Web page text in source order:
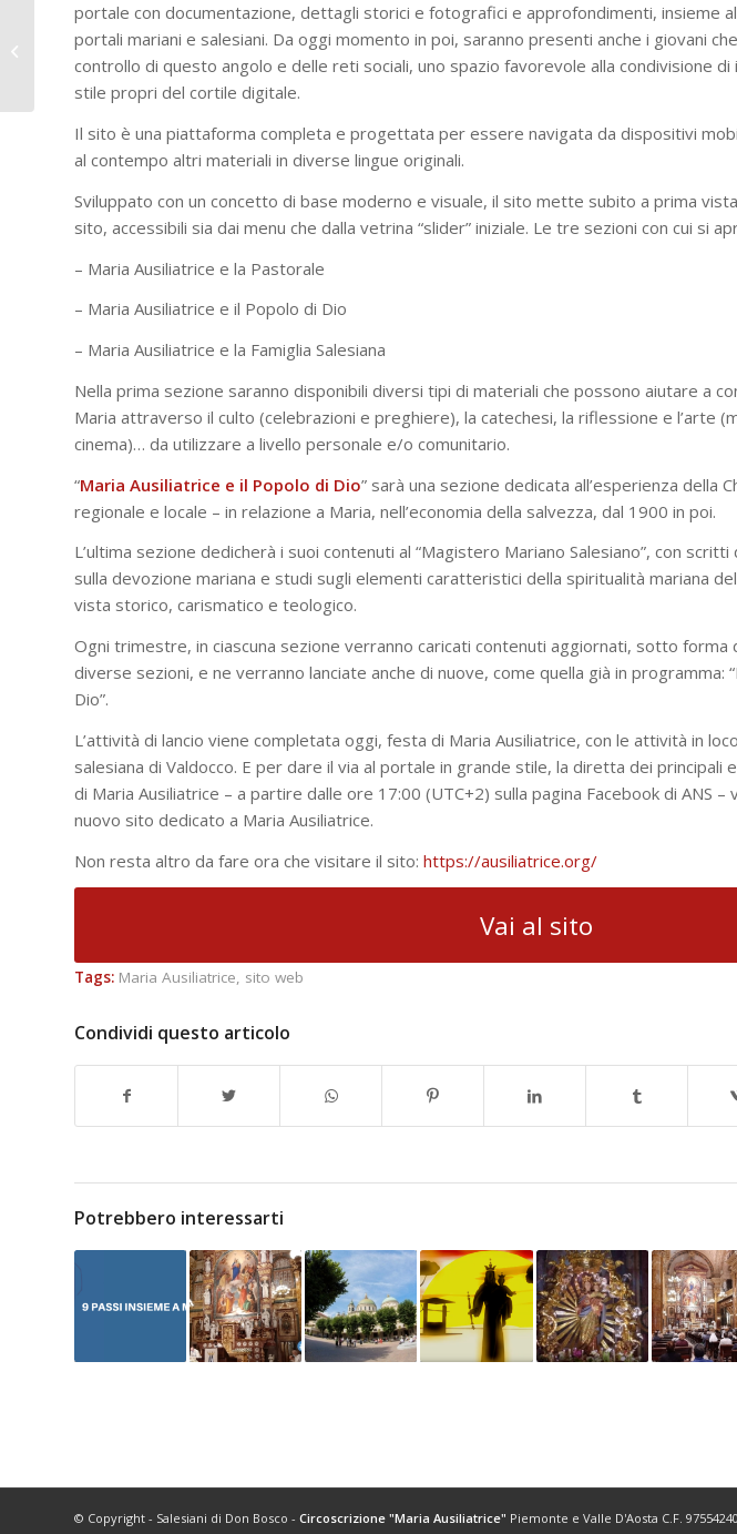
portale con documentazione, dettagli storici e fotografici e approfondimenti, insieme
portali mariani e salesiani. Da oggi momento in poi, saranno presenti anche i giovani
controllo di questo angolo e delle reti sociali, uno spazio favorevole alla condivisione di
stile propri del cortile digitale.
Il sito è una piattaforma completa e progettata per essere navigata da dispositivi
al contempo altri materiali in diverse lingue originali.
Sviluppato con un concetto di base moderno e visuale, il sito mette subito a prima
sito, accessibili sia dai menu che dalla vetrina “slider” iniziale. Le tre sezioni con cui si
– Maria Ausiliatrice e la Pastorale
– Maria Ausiliatrice e il Popolo di Dio
– Maria Ausiliatrice e la Famiglia Salesiana
Nella prima sezione saranno disponibili diversi tipi di materiali che possono aiutare a
Maria attraverso il culto (celebrazioni e preghiere), la catechesi, la riflessione e l’arte
cinema)… da utilizzare a livello personale e/o comunitario.
“Maria Ausiliatrice e il Popolo di Dio” sarà una sezione dedicata all’esperienza della
regionale e locale – in relazione a Maria, nell’economia della salvezza, dal 1900 in poi.
L’ultima sezione dedicherà i suoi contenuti al “Magistero Mariano Salesiano”, con
sulla devozione mariana e studi sugli elementi caratteristici della spiritualità mariana
vista storico, carismatico e teologico.
Ogni trimestre, in ciascuna sezione verranno caricati contenuti aggiornati, sotto
diverse sezioni, e ne verranno lanciate anche di nuove, come quella già in programma:
Dio”.
L’attività di lancio viene completata oggi, festa di Maria Ausiliatrice, con le attività in
salesiana di Valdocco. E per dare il via al portale in grande stile, la diretta dei principali
di Maria Ausiliatrice – a partire dalle ore 17:00 (UTC+2) sulla pagina Facebook di ANS
nuovo sito dedicato a Maria Ausiliatrice.
Non resta altro da fare ora che visitare il sito: https://ausiliatrice.org/
Vai al sito
Tags: Maria Ausiliatrice, sito web
Condividi questo articolo
Potrebbero interessarti
© Copyright - Salesiani di Don Bosco - Circoscrizione "Maria Ausiliatrice" Piemonte e Valle D'Aosta C.F.
Maria Ausiliatrice con il
rettor maggiore dei
salesiani don Artime e
l’emerito...